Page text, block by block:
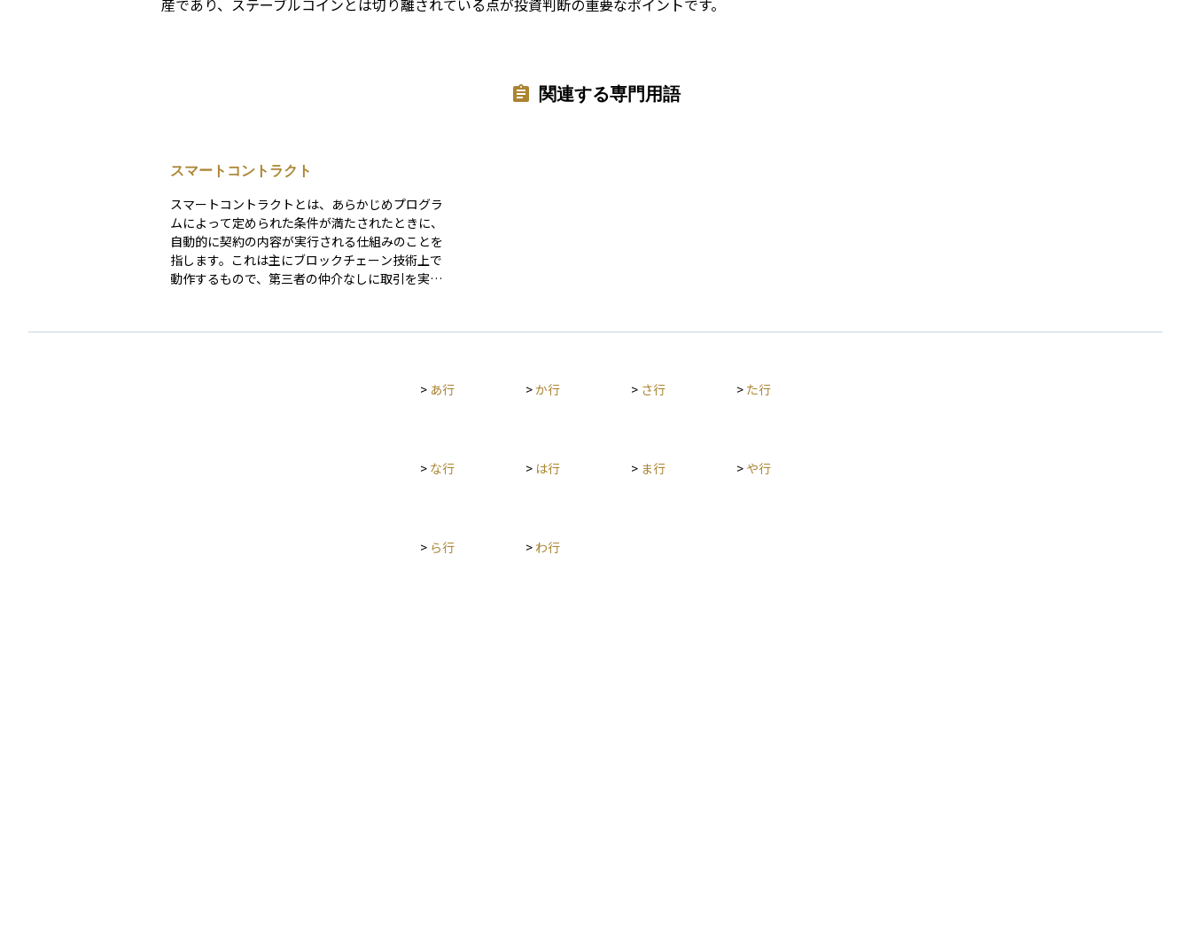
産であり、ステーブルコインとは切り離されている点が投資判断の重要なポイントです。
関連する専門用語
スマートコントラクト
スマートコントラクトとは、あらかじめプログラ
ムによって定められた条件が満たされたときに、
自動的に契約の内容が実行される仕組みのことを
指します。これは主にブロックチェーン技術上で
動作するもので、第三者の仲介なしに取引を実行
自動的に代金を送る」と設定しておけば、その条
性が高いため、金融取引、保険、不動産、サプラ
ービスが登場しており、分散型金融（DeFi）との
> あ行 >か行 > さ行 > た行
> な行 > は行 > ま行 > や行
> ら行 > わ行